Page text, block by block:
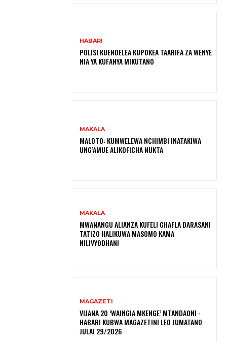
HABARI
POLISI KUENDELEA KUPOKEA TAARIFA ZA WENYE
NIA YA KUFANYA MIKUTANO
MAKALA
MALOTO: KUMWELEWA NCHIMBI INATAKIWA
UNG’AMUE ALIKOFICHA NUKTA
MAKALA
MWANANGU ALIANZA KUFELI GHAFLA DARASANI
TATIZO HALIKUWA MASOMO KAMA
NILIVYODHANI
MAGAZETI
VIJANA 20 ‘WAINGIA MKENGE’ MTANDAONI -
HABARI KUBWA MAGAZETINI LEO JUMATANO
JULAI 29/2026